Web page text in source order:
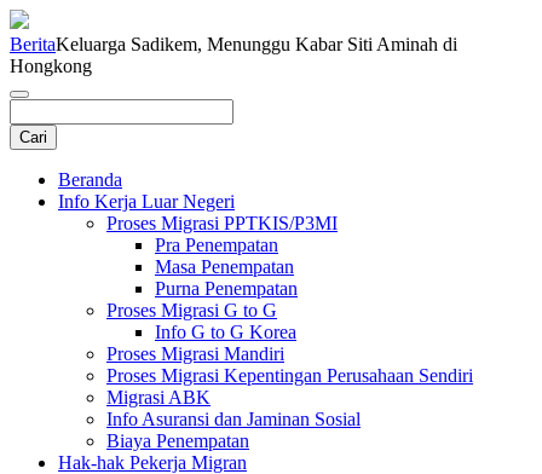
BeritaKeluarga Sadikem, Menunggu Kabar Siti Aminah di
Hongkong
Beranda
Info Kerja Luar Negeri
Proses Migrasi PPTKIS/P3MI
Pra Penempatan
Masa Penempatan
Purna Penempatan
Proses Migrasi G to G
Info G to G Korea
Proses Migrasi Mandiri
Proses Migrasi Kepentingan Perusahaan Sendiri
Migrasi ABK
Info Asuransi dan Jaminan Sosial
Biaya Penempatan
Hak-hak Pekerja Migran